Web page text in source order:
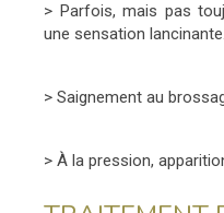
> Parfois, mais pas
une sensation lancinante.
> Saignement au
> À la pression,